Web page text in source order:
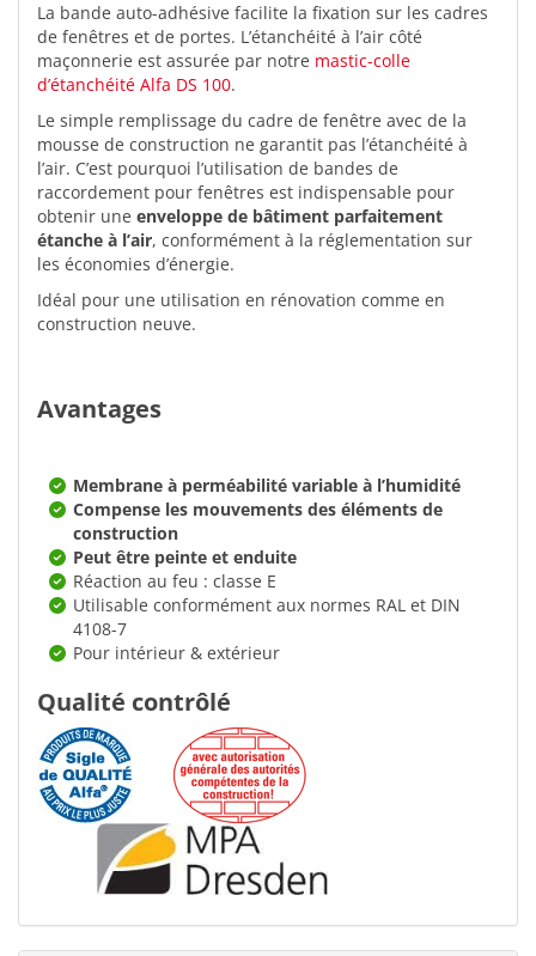
La bande auto-adhésive facilite la fixation sur les cadres
de fenêtres et de portes. L’étanchéité à l’air côté
maçonnerie est assurée par notre mastic-colle
d’étanchéité Alfa DS 100.
Le simple remplissage du cadre de fenêtre avec de la
mousse de construction ne garantit pas l’étanchéité à
l’air. C’est pourquoi l’utilisation de bandes de
raccordement pour fenêtres est indispensable pour
obtenir une enveloppe de bâtiment parfaitement
étanche à l’air, conformément à la réglementation sur
les économies d’énergie.
Idéal pour une utilisation en rénovation comme en
construction neuve.
Avantages
Membrane à perméabilité variable à l’humidité
Compense les mouvements des éléments de
construction
Peut être peinte et enduite
Réaction au feu : classe E
Utilisable conformément aux normes RAL et DIN
4108-7
Pour intérieur & extérieur
Qualité contrôlé